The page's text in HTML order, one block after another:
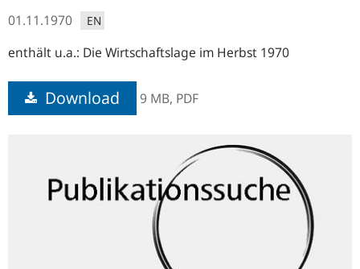
01.11.1970 EN
enthält u.a.: Die Wirtschaftslage im Herbst 1970
Download 9 MB, PDF